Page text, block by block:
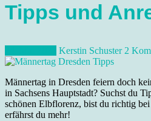
Tipps und
Kerstin Schuster 2
Männertag in Dresden feiern doch
in Sachsens Hauptstadt? Suchst du
schönen Elbflorenz, bist du richtig
erfährst du mehr!